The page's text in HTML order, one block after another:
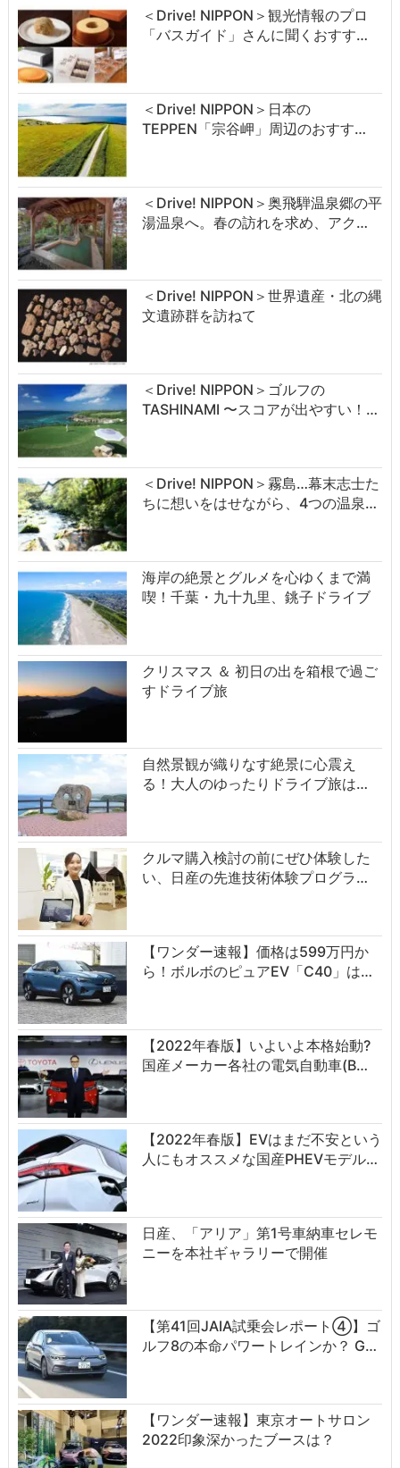
＜Drive! NIPPON＞観光情報のプロ
「バスガイド」さんに聞くおすす…
＜Drive! NIPPON＞日本の
TEPPEN「宗谷岬」周辺のおすす…
＜Drive! NIPPON＞奥飛騨温泉郷の平
湯温泉へ。春の訪れを求め、アク…
＜Drive! NIPPON＞世界遺産・北の縄
文遺跡群を訪ねて
＜Drive! NIPPON＞ゴルフの
TASHINAMI 〜スコアが出やすい！…
＜Drive! NIPPON＞霧島…幕末志士た
ちに想いをはせながら、4つの温泉…
海岸の絶景とグルメを心ゆくまで満
喫！千葉・九十九里、銚子ドライブ
クリスマス ＆ 初日の出を箱根で過ご
すドライブ旅
自然景観が織りなす絶景に心震え
る！大人のゆったりドライブ旅は…
クルマ購入検討の前にぜひ体験した
い、日産の先進技術体験プログラ…
【ワンダー速報】価格は599万円か
ら！ボルボのピュアEV「C40」は…
【2022年春版】いよいよ本格始動?
国産メーカー各社の電気自動車(B…
【2022年春版】EVはまだ不安という
人にもオススメな国産PHEVモデル…
日産、「アリア」第1号車納車セレモ
ニーを本社ギャラリーで開催
【第41回JAIA試乗会レポート④】ゴ
ルフ8の本命パワートレインか？ G…
【ワンダー速報】東京オートサロン
2022印象深かったブースは？